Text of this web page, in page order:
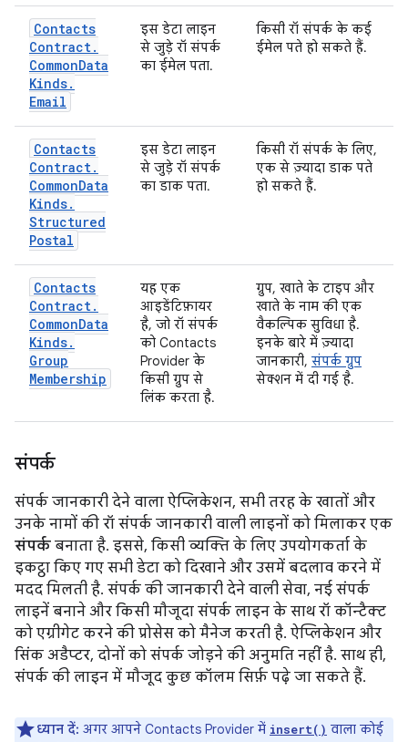
Contacts
Contract.
CommonData
Kinds.
Email
इस डेटा लाइन
से जुड़े रॉ संपर्क
का ईमेल पता.
किसी रॉ संपर्क के कई
ईमेल पते हो सकते हैं.
Contacts
Contract.
CommonData
Kinds.
Structured
Postal
इस डेटा लाइन
से जुड़े रॉ संपर्क
का डाक पता.
किसी रॉ संपर्क के लिए,
एक से ज़्यादा डाक पते
हो सकते हैं.
Contacts
Contract.
CommonData
Kinds.
Group
Membership
यह एक
आइडेंटिफ़ायर
है, जो रॉ संपर्क
को Contacts
Provider के
किसी ग्रुप से
लिंक करता है.
ग्रुप, खाते के टाइप और
खाते के नाम की एक
वैकल्पिक सुविधा है.
इनके बारे में ज़्यादा
जानकारी, संपर्क ग्रुप
सेक्शन में दी गई है.
संपर्क
संपर्क जानकारी देने वाला ऐप्लिकेशन, सभी तरह के खातों और
उनके नामों की रॉ संपर्क जानकारी वाली लाइनों को मिलाकर एक
संपर्क बनाता है. इससे, किसी व्यक्ति के लिए उपयोगकर्ता के
इकट्ठा किए गए सभी डेटा को दिखाने और उसमें बदलाव करने में
मदद मिलती है. संपर्क की जानकारी देने वाली सेवा, नई संपर्क
लाइनें बनाने और किसी मौजूदा संपर्क लाइन के साथ रॉ कॉन्टैक्ट
को एग्रीगेट करने की प्रोसेस को मैनेज करती है. ऐप्लिकेशन और
सिंक अडैप्टर, दोनों को संपर्क जोड़ने की अनुमति नहीं है. साथ ही,
संपर्क की लाइन में मौजूद कुछ कॉलम सिर्फ़ पढ़े जा सकते हैं.
ध्यान दें: अगर आपने Contacts Provider में insert() वाला कोई